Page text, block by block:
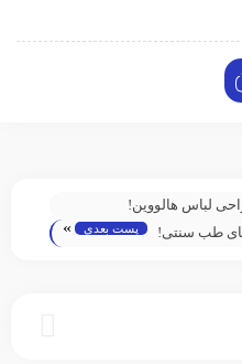
لباس هالووین!
طب سنتی!
پست بعدی »